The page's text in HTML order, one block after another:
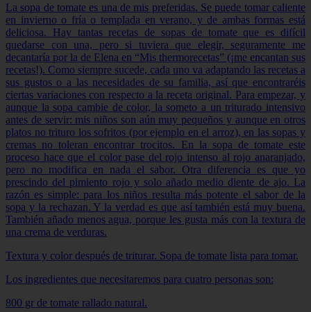
La sopa de tomate es una de mis preferidas. Se puede tomar caliente
en invierno o fría o templada en verano, y de ambas formas está
deliciosa. Hay tantas recetas de sopas de tomate que es difícil
quedarse con una, pero si tuviera que elegir, seguramente me
decantaría por la de Elena en “Mis thermorecetas” (¡me encantan sus
recetas!). Como siempre sucede, cada uno va adaptando las recetas a
sus gustos o a las necesidades de su familia, así que encontraréis
ciertas variaciones con respecto a la receta original. Para empezar, y
aunque la sopa cambie de color, la someto a un triturado intensivo
antes de servir: mis niños son aún muy pequeños y aunque en otros
platos no trituro los sofritos (por ejemplo en el arroz), en las sopas y
cremas no toleran encontrar trocitos. En la sopa de tomate este
proceso hace que el color pase del rojo intenso al rojo anaranjado,
pero no modifica en nada el sabor. Otra diferencia es que yo
prescindo del pimiento rojo y solo añado medio diente de ajo. La
razón es simple: para los niños resulta más potente el sabor de la
sopa y la rechazan. Y la verdad es que así también está muy buena.
También añado menos agua, porque les gusta más con la textura de
una crema de verduras.
Textura y color después de triturar. Sopa de tomate lista para tomar.
Los ingredientes que necesitaremos para cuatro personas son:
800 gr de tomate rallado natural.